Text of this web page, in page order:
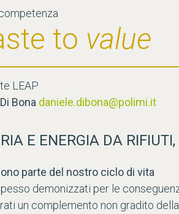
to value
LEAP
Bona daniele.dibona@polimi.it
E ENERGIA DA
parte del nostro ciclo di vita
demonizzati per le
un complemento non gradito